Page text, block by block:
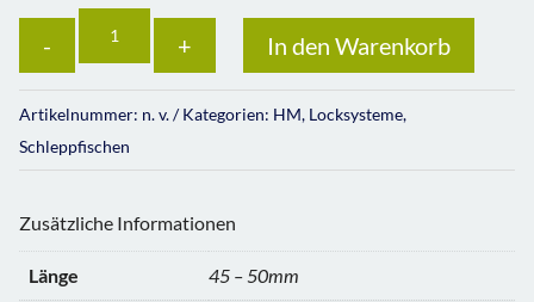
Anzahl
In den Warenkorb
Artikelnummer: n. v. Kategorien: HM, Locksysteme,
Schleppfischen
Zusätzliche Informationen
Länge 45 – 50mm